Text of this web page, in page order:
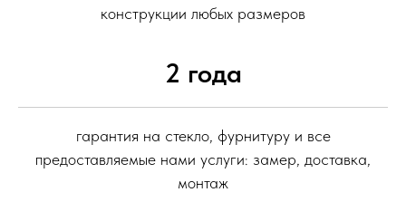
конструкции любых размеров
2 года
гарантия на стекло, фурнитуру и все
предоставляемые нами услуги: замер, доставка,
монтаж